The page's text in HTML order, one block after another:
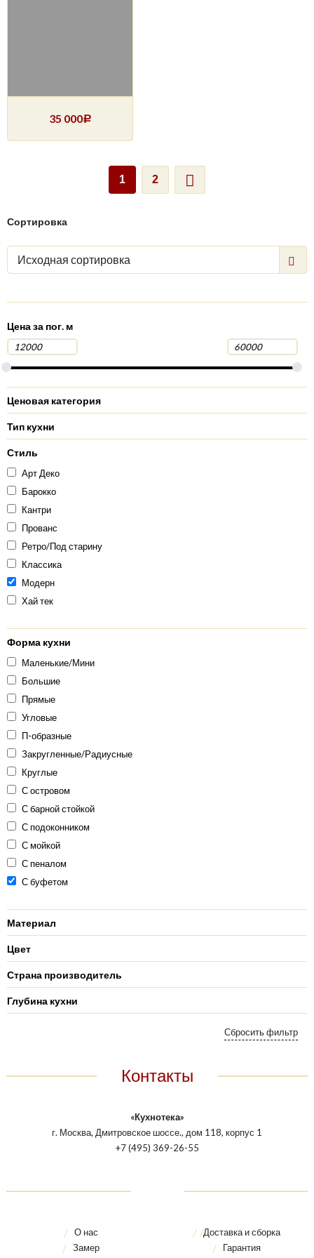
35 000Р
1 2
Сортировка
Исходная сортировка
Цена за пог. м
Ценовая категория
Тип кухни
Стиль
Арт Деко
Барокко
Кантри
Прованс
Ретро/Под старину
Классика
Модерн
Хай тек
Форма кухни
Маленькие/Мини
Большие
Прямые
Угловые
П-образные
Закругленные/Радиусные
Круглые
С островом
С барной стойкой
С подоконником
С мойкой
С пеналом
С буфетом
Материал
Цвет
Страна производитель
Глубина кухни
Контакты
«Кухнотека»
г. Москва, Дмитровское шоссе., дом 118, корпус 1
+7 (495) 369-26-55
О нас
Замер
Доставка и сборка
Гарантия